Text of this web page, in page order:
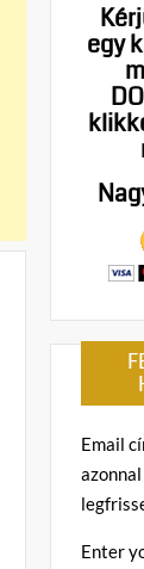
egy
Email
Enter